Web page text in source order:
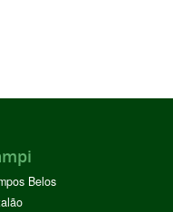
Belos